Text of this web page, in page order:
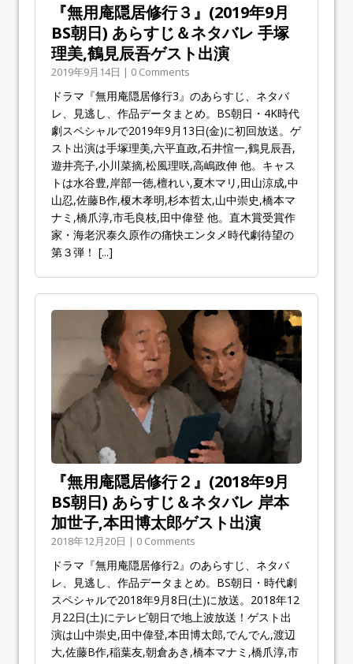
『無用庵隠居修行３』(2019年9月
BS朝日) あらすじ＆ネタバレ 手塚
理美,鶴見辰吾ゲスト出演
2019年9月14日 | 0 Comments
ドラマ『無用庵隠居修行3』のあらすじ、ネタバ
レ、見逃し、作品データまとめ。BS朝日・4K時代
劇スペシャルで2019年9月13日(金)に初回放送。ゲ
スト出演は手塚理美,六平直政,石井愃一,鶴見辰吾,
遊井亮子,小川菜摘,松風理咲,高嶋政伸 他。キャス
トは水谷豊,岸部一徳,檀れい,夏木マリ,田山涼成,中
山忍,佐藤B作,榎木孝明,杉本哲太,山中崇史,橋本マ
ナミ,橋爪淳,市毛良枝,田中偉登 他。直木賞受賞作
家・海老沢泰久原作の痛快エンタメ時代劇待望の
第３弾！ [...]
『無用庵隠居修行２』(2018年9月
BS朝日) あらすじ＆ネタバレ 岸本
加世子,本田博太郎ゲスト出演
2018年12月20日 | 0 Comments
ドラマ『無用庵隠居修行2』のあらすじ、ネタバ
レ、見逃し、作品データまとめ。BS朝日・時代劇
スペシャルで2018年9月8日(土)に放送。2018年12
月22日(土)にテレビ朝日で地上波放送！ゲスト出
演は山中崇史,田中偉登,本田博太郎,でんでん,渡辺
大,佐藤B作,稲葉友,朝倉あき,橋本マナミ,橋爪淳,市